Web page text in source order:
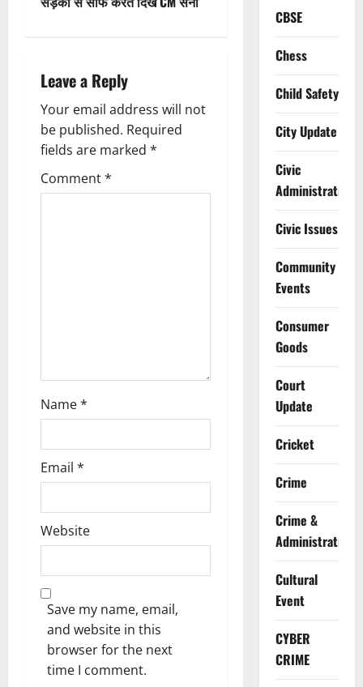
t
a
v
i
g
Leave a Reply
Your email address will not
be published. Required
fields are marked *
Comment*
Name*
Email *
Website
Save my name, email,
and website in this
browser for the next
time I comment.
CBSE
Chess
Child Safety
City Update
Civic
Administration
Civic Issues
Community
Events
Consumer
Goods
Court
Update
Cricket
Crime
Crime &
Administration
Cultural
Event
CYBER
CRIME